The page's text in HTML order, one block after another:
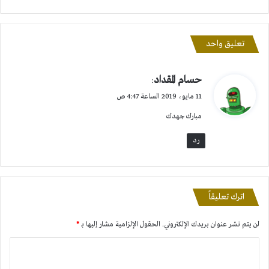
تعليق واحد
ي
ل
حسام المقداد:
11 مايو، 2019 الساعة 4:47 ص
مبارك جهدك
رد
اترك تعليقاً
لن يتم نشر عنوان بريدك الإلكتروني. الحقول الإلزامية مشار إليها بـ*